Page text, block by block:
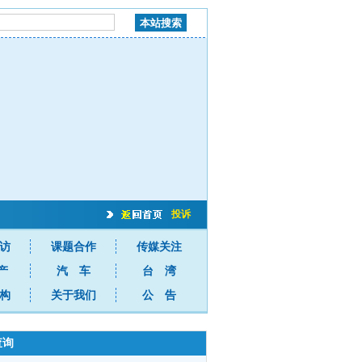
投诉
课题合作
传媒关注
汽 车
台 湾
关于我们 公 告
询